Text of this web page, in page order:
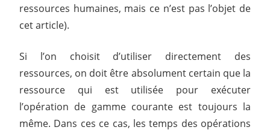
ressources humaines, mais ce n’est pas l’objet de
cet article).
Si l’on choisit d’utiliser directement des
ressources, on doit être absolument certain que la
ressource qui est utilisée pour exécuter
l’opération de gamme courante est toujours la
même. Dans ces ce cas, les temps des opérations